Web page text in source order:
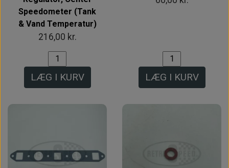
Speedometer (Tank
& Vand Temperatur)
216,00 kr.
LÆG I KURV LÆG I KURV